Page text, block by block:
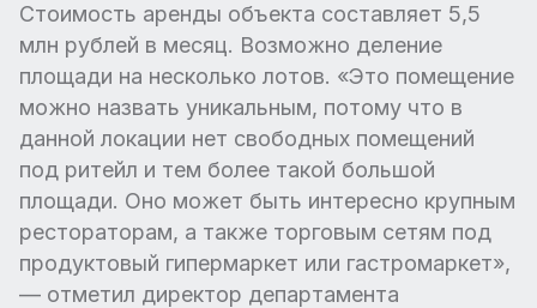
Стоимость аренды объекта составляет 5,5
млн рублей в месяц. Возможно деление
площади на несколько лотов. «Это помещение
можно назвать уникальным, потому что в
данной локации нет свободных помещений
под ритейл и тем более такой большой
площади. Оно может быть интересно крупным
рестораторам, а также торговым сетям под
продуктовый гипермаркет или гастромаркет»,
— отметил директор департамента